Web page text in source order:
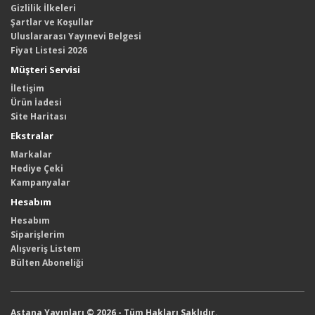
Gizlilik İlkeleri
Şartlar ve Koşullar
Uluslararası Yayınevi Belgesi
Fiyat Listesi 2026
Müşteri Servisi
İletişim
Ürün İadesi
Site Haritası
Ekstralar
Markalar
Hediye Çeki
Kampanyalar
Hesabım
Hesabım
Siparişlerim
Alışveriş Listem
Bülten Aboneliği
Astana Yayınları © 2026 - Tüm Hakları Saklıdır.